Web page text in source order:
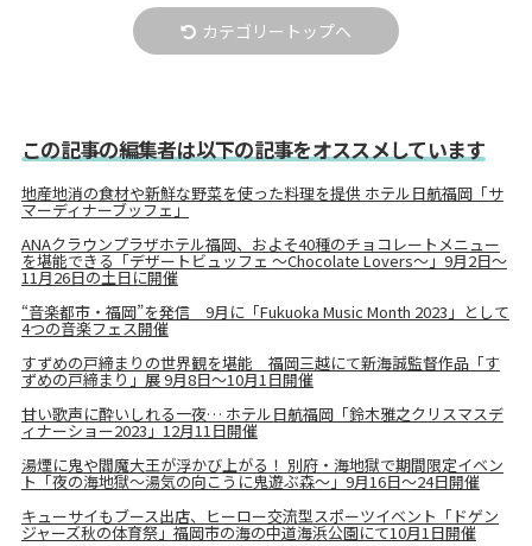
カテゴリートップへ
この記事の編集者は以下の記事をオススメしています
地産地消の食材や新鮮な野菜を使った料理を提供 ホテル日航福岡「サ
マーディナーブッフェ」
ANAクラウンプラザホテル福岡、およそ40種のチョコレートメニュー
を堪能できる「デザートビュッフェ ～Chocolate Lovers～」9月2日～
11月26日の土日に開催
“音楽都市・福岡”を発信 9月に「Fukuoka Music Month 2023」として
4つの音楽フェス開催
すずめの戸締まりの世界観を堪能 福岡三越にて新海誠監督作品「す
ずめの戸締まり」展 9月8日～10月1日開催
甘い歌声に酔いしれる一夜… ホテル日航福岡「鈴木雅之クリスマスデ
ィナーショー2023」12月11日開催
湯煙に鬼や閻魔大王が浮かび上がる！ 別府・海地獄で期間限定イベン
ト「夜の海地獄～湯気の向こうに鬼遊ぶ森～」9月16日～24日開催
キューサイもブース出店、ヒーロー交流型スポーツイベント「ドゲン
ジャーズ秋の体育祭」福岡市の海の中道海浜公園にて10月1日開催